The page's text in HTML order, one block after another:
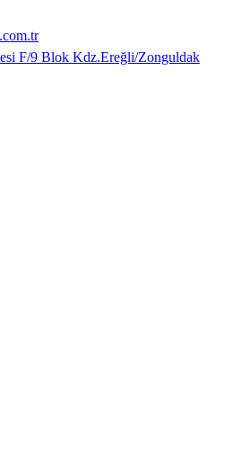
F/9 Blok Kdz.Ereğli/Zonguldak